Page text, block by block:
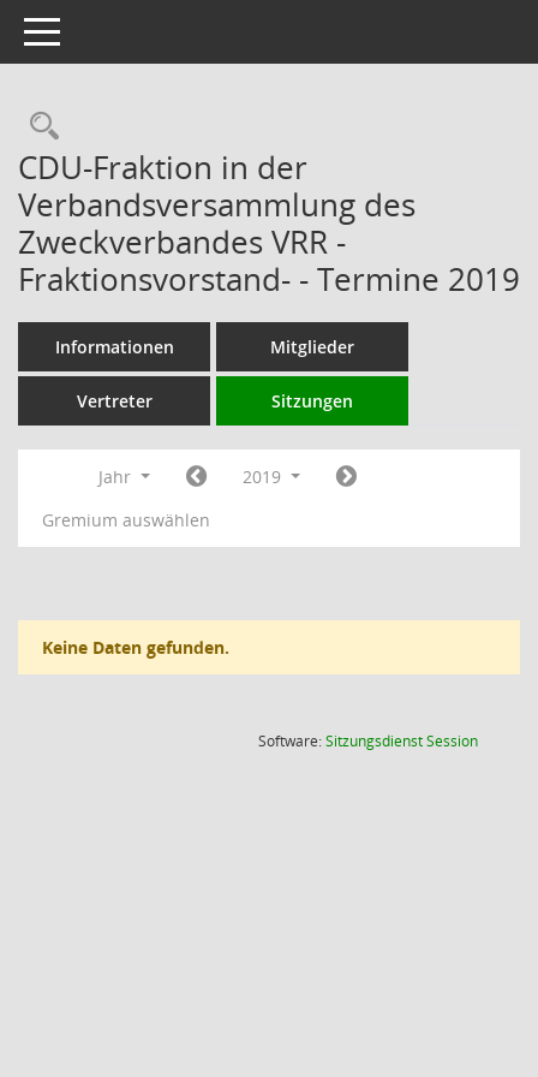
Toggle navigation
Rechercheauswahl
CDU-Fraktion in der
Verbandsversammlung des
Zweckverbandes VRR -
Fraktionsvorstand- - Termine 2019
Informationen Mitglieder
Vertreter Sitzungen
Jahr
2019
Gremium auswählen
Keine Daten gefunden.
Software:SitzungsdienstSession(Wird in